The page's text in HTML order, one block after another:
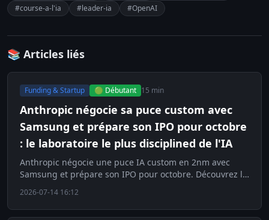
#course-a-l'ia
#leader-ia #OpenAI
📚 Articles liés
Funding & Startup 🟢 Débutant 15 min
Anthropic négocie sa puce custom avec
Samsung et prépare son IPO pour octobre
: le laboratoire le plus disciplined de l'IA
Anthropic négocie une puce IA custom en 2nm avec
Samsung et prépare son IPO pour octobre. Découvrez la
2026-07-14 16:12